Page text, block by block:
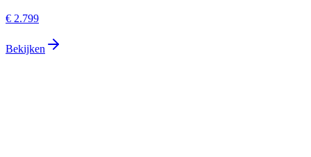
€ 2.799
Bekijken